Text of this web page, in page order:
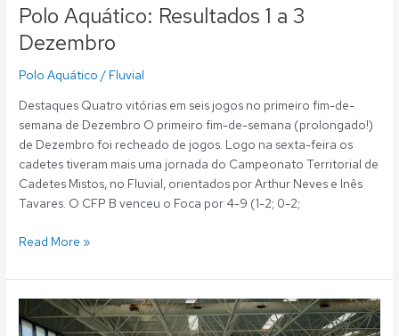
Polo Aquático: Resultados 1 a 3
Dezembro
Polo Aquático / Fluvial
Destaques Quatro vitórias em seis jogos no primeiro fim-de-
semana de Dezembro O primeiro fim-de-semana (prolongado!)
de Dezembro foi recheado de jogos. Logo na sexta-feira os
cadetes tiveram mais uma jornada do Campeonato Territorial de
Cadetes Mistos, no Fluvial, orientados por Arthur Neves e Inês
Tavares. O CFP B venceu o Foca por 4-9 (1-2; 0-2;
Read More »
Polo
Aquático: